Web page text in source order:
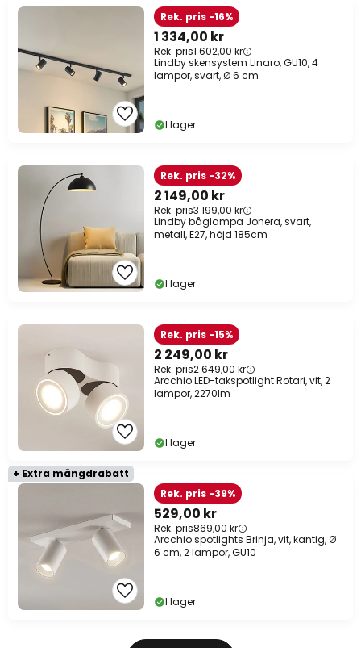
1 334,00 kr
Rek. pris1 602,00 kr
Rek. pris -16%
Lindby skensystem Linaro, GU10, 4
lampor, svart, Ø 6 cm
I lager
2 149,00 kr
Rek. pris3 199,00 kr
Rek. pris -32%
Lindby båglampa Jonera, svart,
metall, E27, höjd 185cm
I lager
2 249,00 kr
Rek. pris2 649,00 kr
Rek. pris -15%
Arcchio LED-takspotlight Rotari, vit, 2
lampor, 2270lm
I lager
+ Extra mängdrabatt
529,00 kr
Rek. pris869,00 kr
Rek. pris -39%
Arcchio spotlights Brinja, vit, kantig, Ø
6 cm, 2 lampor, GU10
I lager